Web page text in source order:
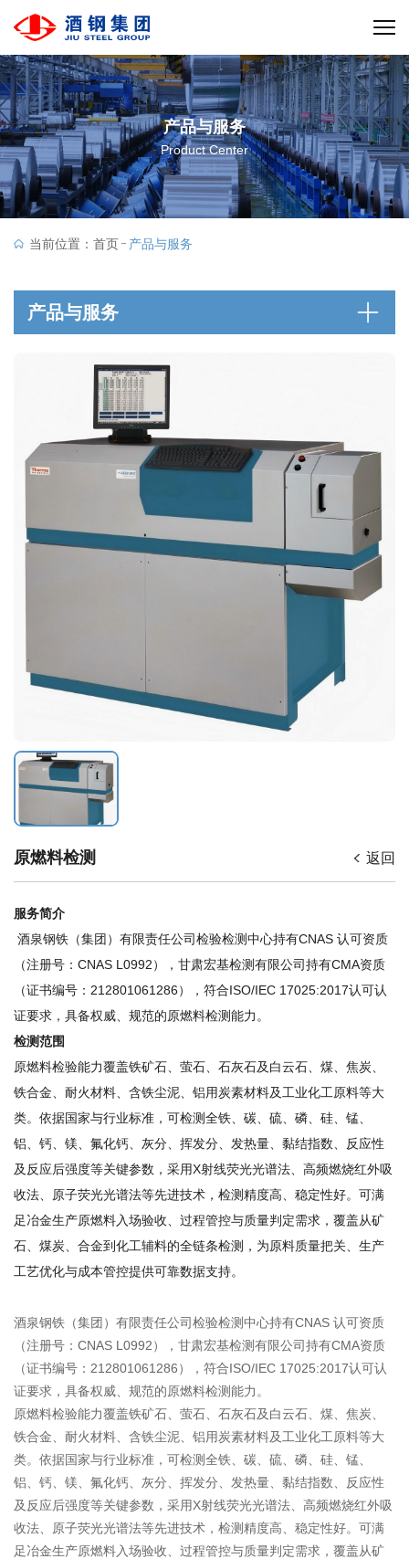
产品与服务
Product Center
当前位置： 首页 产品与服务
产品与服务
原燃料检测 返回
服务简介
酒泉钢铁（集团）有限责任公司检验检测中心持有CNAS 认可资质
（注册号：CNAS L0992），甘肃宏基检测有限公司持有CMA资质
（证书编号：212801061286），符合ISO/IEC 17025:2017认可认
证要求，具备权威、规范的原燃料检测能力。
检测范围
原燃料检验能力覆盖铁矿石、萤石、石灰石及白云石、煤、焦炭、
铁合金、耐火材料、含铁尘泥、铝用炭素材料及工业化工原料等大
类。依据国家与行业标准，可检测全铁、碳、硫、磷、硅、锰、
铝、钙、镁、氟化钙、灰分、挥发分、发热量、黏结指数、反应性
及反应后强度等关键参数，采用X射线荧光光谱法、高频燃烧红外吸
收法、原子荧光光谱法等先进技术，检测精度高、稳定性好。可满
足冶金生产原燃料入场验收、过程管控与质量判定需求，覆盖从矿
石、煤炭、合金到化工辅料的全链条检测，为原料质量把关、生产
工艺优化与成本管控提供可靠数据支持。
酒泉钢铁（集团）有限责任公司检验检测中心持有CNAS 认可资质
（注册号：CNAS L0992），甘肃宏基检测有限公司持有CMA资质
（证书编号：212801061286），符合ISO/IEC 17025:2017认可认
证要求，具备权威、规范的原燃料检测能力。
原燃料检验能力覆盖铁矿石、萤石、石灰石及白云石、煤、焦炭、
铁合金、耐火材料、含铁尘泥、铝用炭素材料及工业化工原料等大
类。依据国家与行业标准，可检测全铁、碳、硫、磷、硅、锰、
铝、钙、镁、氟化钙、灰分、挥发分、发热量、黏结指数、反应性
及反应后强度等关键参数，采用X射线荧光光谱法、高频燃烧红外吸
收法、原子荧光光谱法等先进技术，检测精度高、稳定性好。可满
足冶金生产原燃料入场验收、过程管控与质量判定需求，覆盖从矿